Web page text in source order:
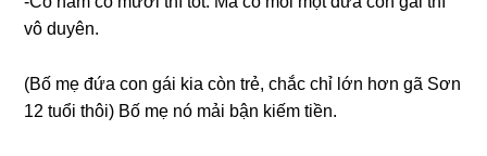
vô duyên.
(Bố mẹ đứa con ɡái kia còn trẻ, chắc chỉ lớn hơn ɡã Sơn
12 tuổi thôi) Bố mẹ nó mải bận kiếm tiền.